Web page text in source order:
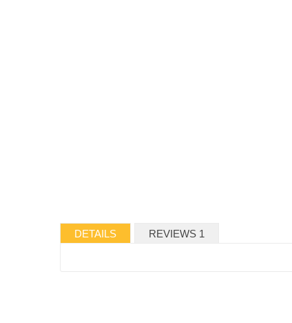
DETAILS REVIEWS 1